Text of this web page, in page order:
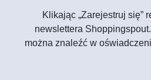
Klikając „Zarejestruj się”
newslettera
można znaleźć w